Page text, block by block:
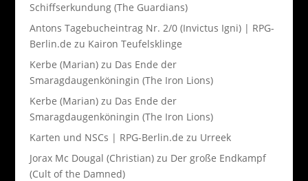
Schiffserkundung (The Guardians)
Antons Tagebucheintrag Nr. 2/0 (Invictus Igni) | RPG-
Berlin.de zu Kairon Teufelsklinge
Kerbe (Marian)zu Das Ende der
Smaragdaugenköningin (The Iron Lions)
Kerbe (Marian)zu Das Ende der
Smaragdaugenköningin (The Iron Lions)
Karten und NSCs | RPG-Berlin.de zu Urreek
Jorax Mc Dougal (Christian)zu Der große Endkampf
(Cult of the Damned)